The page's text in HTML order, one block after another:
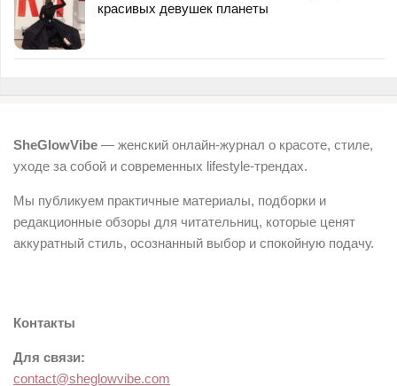
красивых девушек планеты
SheGlowVibe — женский онлайн-журнал о красоте, стиле,
уходе за собой и современных lifestyle-трендах.
Мы публикуем практичные материалы, подборки и
редакционные обзоры для читательниц, которые ценят
аккуратный стиль, осознанный выбор и спокойную подачу.
Контакты
Для связи:
contact@sheglowvibe.com